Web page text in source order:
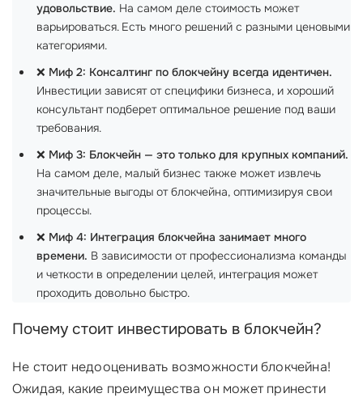
удовольствие. На самом деле стоимость может
варьироваться. Есть много решений с разными ценовыми
категориями.
❌ Миф 2: Консалтинг по блокчейну всегда идентичен.
Инвестиции зависят от специфики бизнеса, и хороший
консультант подберет оптимальное решение под ваши
требования.
❌ Миф 3: Блокчейн — это только для крупных компаний.
На самом деле, малый бизнес также может извлечь
значительные выгоды от блокчейна, оптимизируя свои
процессы.
❌ Миф 4: Интеграция блокчейна занимает много
времени. В зависимости от профессионализма команды
и четкости в определении целей, интеграция может
проходить довольно быстро.
Почему стоит инвестировать в блокчейн?
Не стоит недооценивать возможности блокчейна!
Ожидая, какие преимущества он может принести